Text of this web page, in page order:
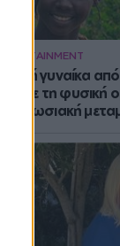
ENTERTAINMENT
Νεαρή γυναίκα από
viral με τη φυσική
εντυπωσιακή